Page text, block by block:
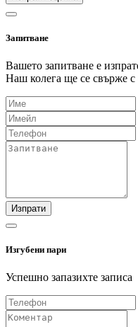
Запитване
Вашето запитване е
Наш колега ще се свърже
Изпрати
Изгубени пари
Успешно запазихте записа